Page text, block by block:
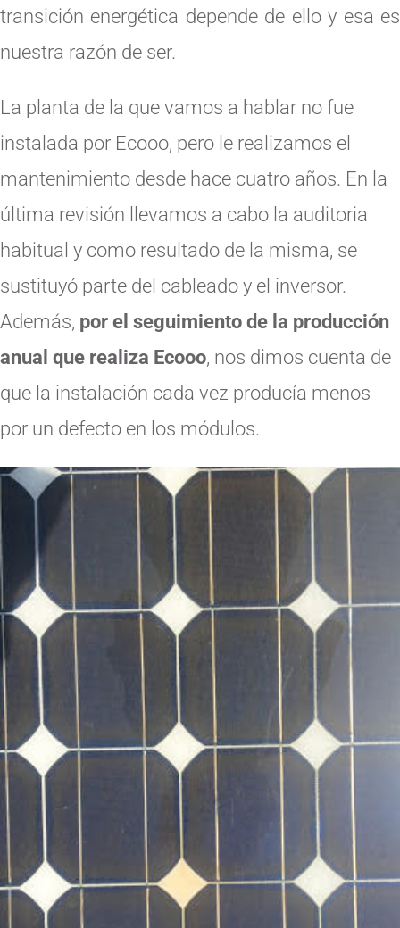
transición energética depende de ello y esa es
nuestra razón de ser.
La planta de la que vamos a hablar no fue
instalada por Ecooo, pero le realizamos el
mantenimiento desde hace cuatro años. En la
última revisión llevamos a cabo la auditoria
habitual y como resultado de la misma, se
sustituyó parte del cableado y el inversor.
Además, por el seguimiento de la producción
anual que realiza Ecooo, nos dimos cuenta de
que la instalación cada vez producía menos
por un defecto en los módulos.